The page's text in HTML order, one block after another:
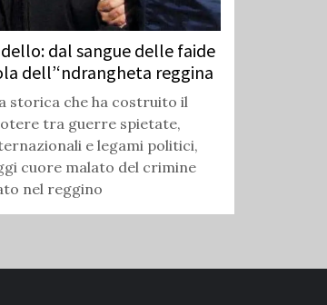
dal sangue delle faide
dell’‘ndrangheta reggina
storica che ha costruito il
tra guerre spietate,
e legami politici,
cuore malato del crimine
nel reggino